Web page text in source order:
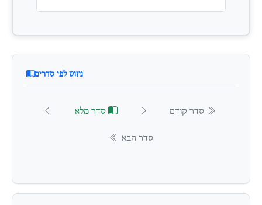
ניווט לפי סדרים
סדר קודם סדר מלא
סדר הבא